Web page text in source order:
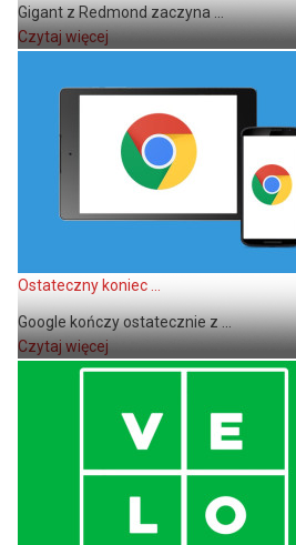
Gigant z Redmond zaczyna ...
Czytaj więcej
Ostateczny koniec ...
Google kończy ostatecznie z ...
Czytaj więcej